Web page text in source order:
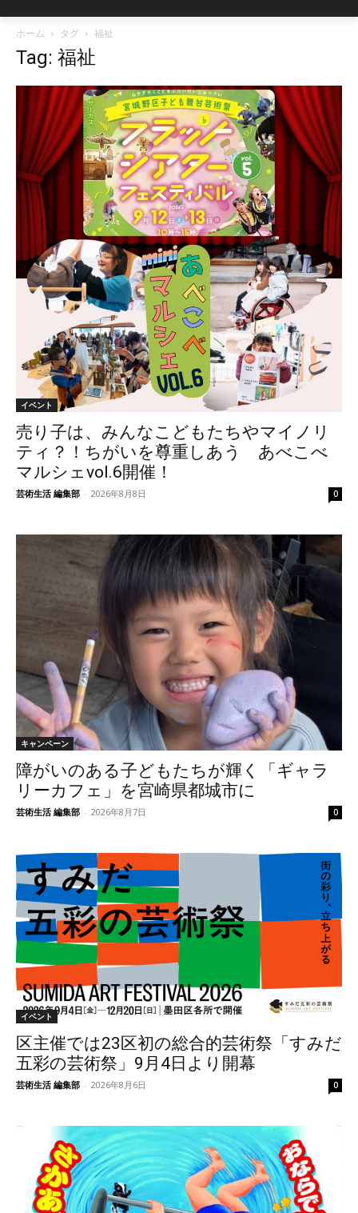
ホーム タグ 福祉
Tag: 福祉
イベント
売り子は、みんなこどもたちやマイノリ
ティ？！ちがいを尊重しあう あべこべ
マルシェvol.6開催！
芸術生活 編集部 - 2026年8月8日 0
キャンペーン
障がいのある子どもたちが輝く「ギャラ
リーカフェ」を宮崎県都城市に
芸術生活 編集部 - 2026年8月7日 0
イベント
区主催では23区初の総合的芸術祭「すみだ
五彩の芸術祭」9月4日より開幕
芸術生活 編集部 - 2026年8月6日 0